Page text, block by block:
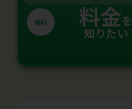
無料 料金を
知りたい